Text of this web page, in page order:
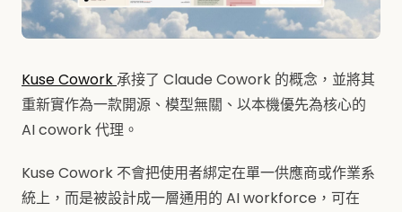
Kuse Cowork承接了 Claude Cowork 的概念，並將其
重新實作為一款開源、模型無關、以本機優先為核心的
AI cowork 代理。
Kuse Cowork 不會把使用者綁定在單一供應商或作業系
統上，而是被設計成一層通用的 AI workforce，可在